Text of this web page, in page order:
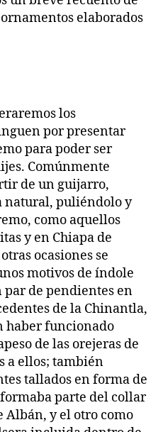
elaborados
los
por presentar
para poder ser
Comúnmente
de un guijarro,
natural, puliéndolo y
como aquellos
y en Chiapa de
ocasiones se
motivos de índole
de pendientes en
de la Chinantla,
haber funcionado
de las orejeras de
a ellos; también
tallados en forma de
parte del collar
Albán, y el otro como